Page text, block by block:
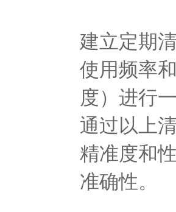
建立定期
使用频率
度）进行
通过以上
精准度和
准确性。